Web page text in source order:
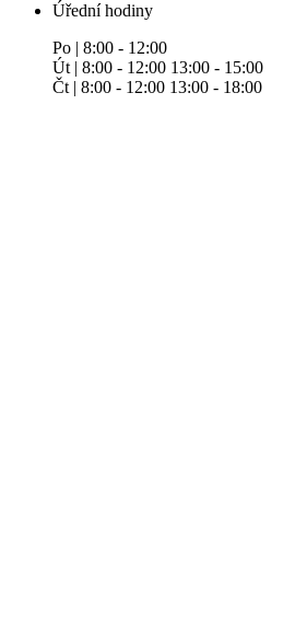
Úřední hodiny
Po | 8:00 - 12:00
Út | 8:00 - 12:00 13:00 - 15:00
Čt | 8:00 - 12:00 13:00 - 18:00